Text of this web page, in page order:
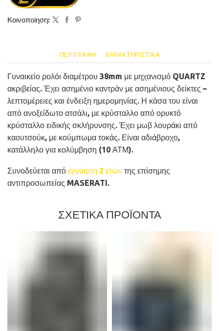
Κοινοποίηση:
ΠΕΡΙΓΡΑΦΉ ΧΑΡΑΚΤΗΡΙΣΤΙΚΆ
Γυναικείο ρολόι διαμέτρου 38mm με μηχανισμό QUARTZ
ακριβείας. Έχει ασημένιο καντράν με ασημένιους δείκτες –
λεπτομέρειες και ένδειξη ημερομηνίας. Η κάσα του είναι
από ανοξείδωτο ατσάλι, με κρύσταλλο από ορυκτό
κρύσταλλο ειδικής σκλήρυνσης. Έχει μωβ λουράκι από
καουτσούκ, με κούμπωμα τοκάς. Είναι αδιάβροχο,
κατάλληλο για κολύμβηση (10 ΑΤΜ).
Συνοδεύεται από εγγύηση 2 ετών της επίσημης
αντιπροσωπείας MASERATI.
ΣΧΕΤΙΚΑ ΠΡΟΪΟΝΤΑ